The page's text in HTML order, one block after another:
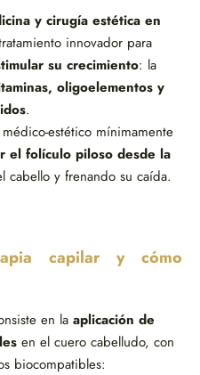
y cirugía estética en
innovador para
su crecimiento: la
oligoelementos y
.
estético mínimamente
el folículo piloso desde la
y frenando su caída.
capilar y cómo
en la aplicación de
en el cuero cabelludo, con
biocompatibles: